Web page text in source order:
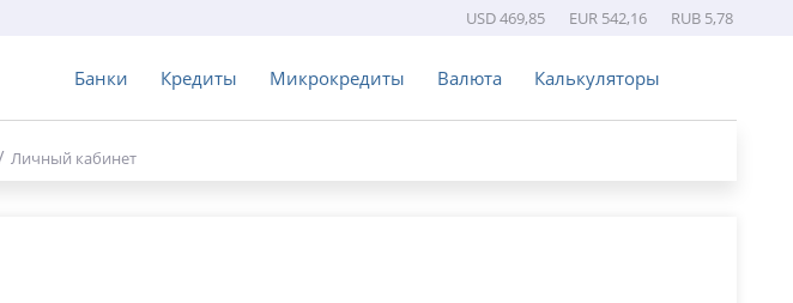
USD 469,85 EUR 542,16 RUB 5,78
Банки Кредиты Микрокредиты Валюта Калькуляторы
Личный кабинет